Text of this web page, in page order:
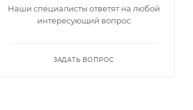
Наши специалисты ответят на любой
интересующий вопрос
ЗАДАТЬ ВОПРОС